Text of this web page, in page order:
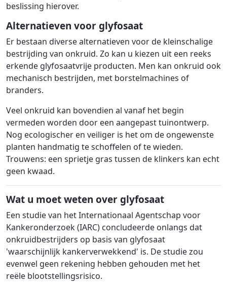
beslissing hierover.
Alternatieven voor glyfosaat
Er bestaan diverse alternatieven voor de kleinschalige
bestrijding van onkruid. Zo kan u kiezen uit een reeks
erkende glyfosaatvrije producten. Men kan onkruid ook
mechanisch bestrijden, met borstelmachines of
branders.
Veel onkruid kan bovendien al vanaf het begin
vermeden worden door een aangepast tuinontwerp.
Nog ecologischer en veiliger is het om de ongewenste
planten handmatig te schoffelen of te wieden.
Trouwens: een sprietje gras tussen de klinkers kan echt
geen kwaad.
Wat u moet weten over glyfosaat
Een studie van het Internationaal Agentschap voor
Kankeronderzoek (IARC) concludeerde onlangs dat
onkruidbestrijders op basis van glyfosaat
'waarschijnlijk kankerverwekkend' is. De studie zou
evenwel geen rekening hebben gehouden met het
reële blootstellingsrisico.